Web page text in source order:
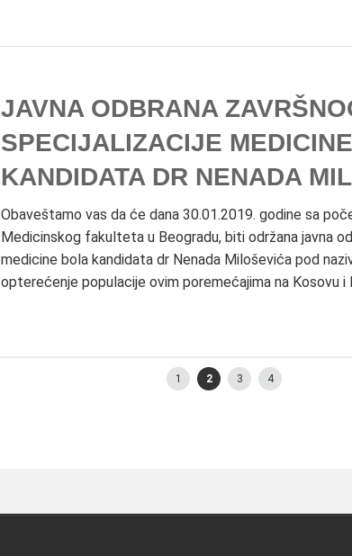
JAVNA ODBRANA
SPECIJALIZACIJE
KANDIDATA DR NENADA
Obaveštamo vas da će dana 30.01.2019. godine sa
Medicinskog fakulteta u Beogradu, biti održana javna
medicine bola kandidata dr Nenada Miloševića pod
opterećenje populacije ovim poremećajima na Kosovu i
1 2 3 4